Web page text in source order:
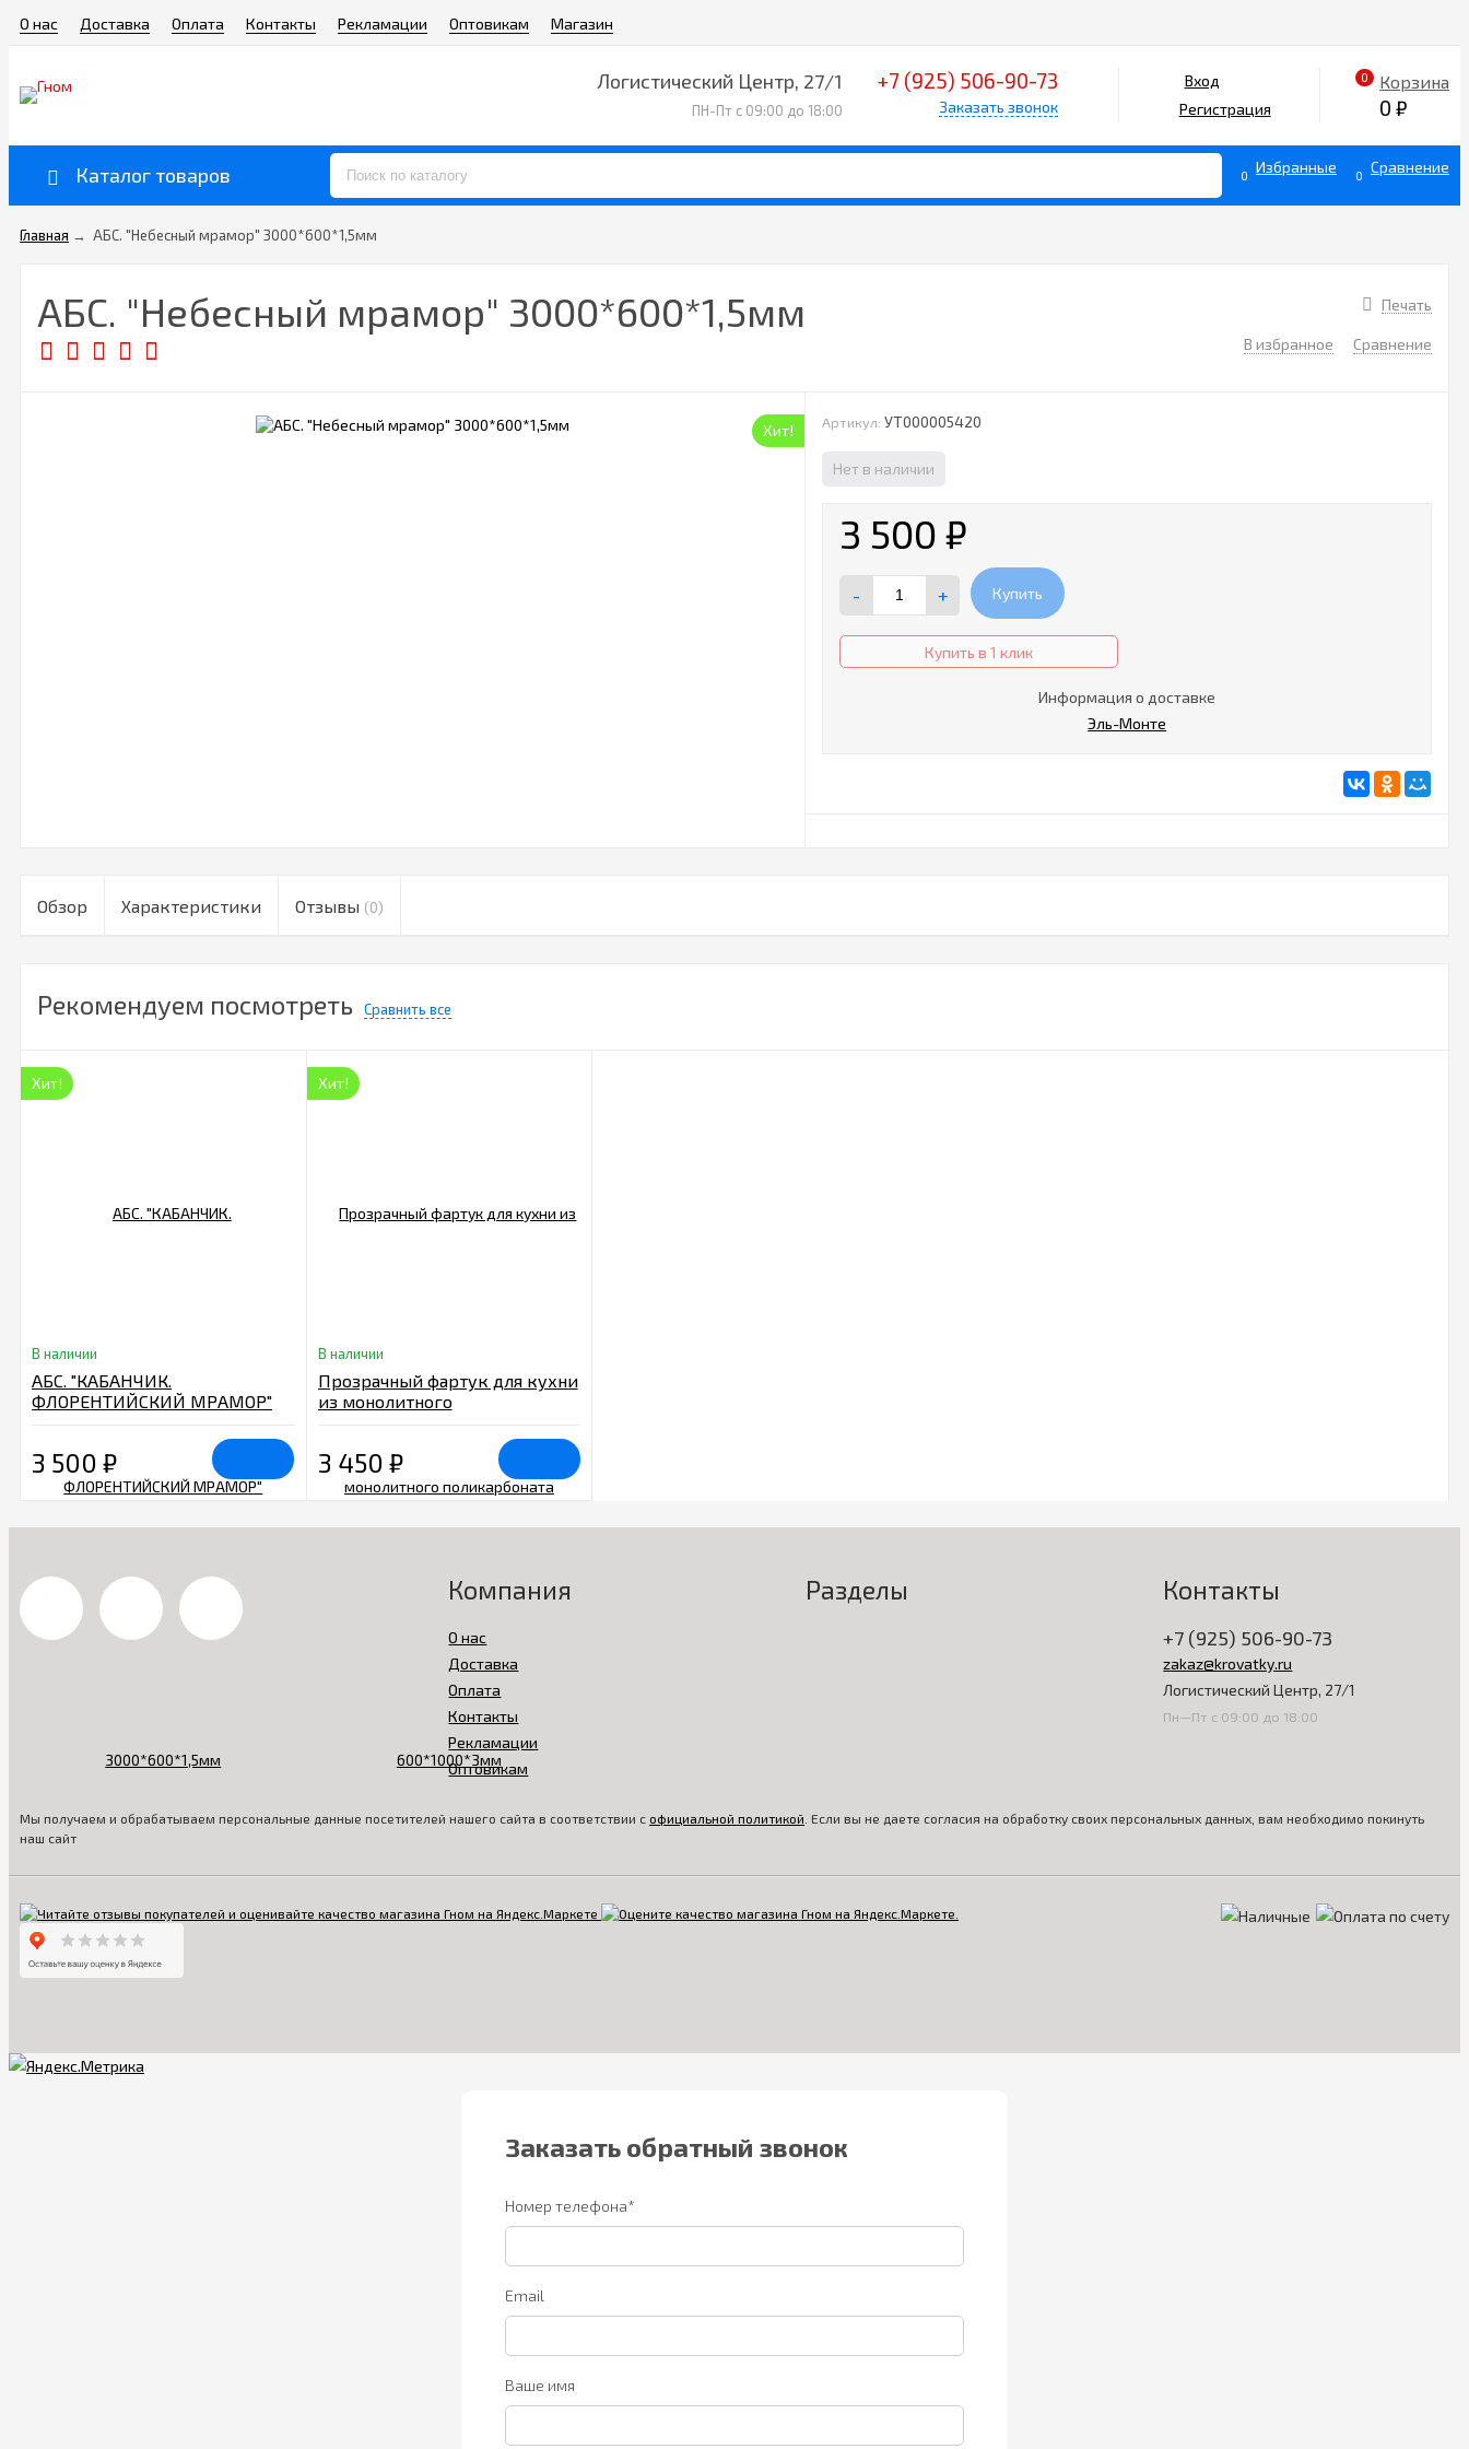
О нас Доставка Оплата Контакты Рекламации Оптовикам Магазин
Логистический Центр, 27/1
ПН-Пт с 09:00 до 18:00
+7 (925) 506-90-73
Заказать звонок
Вход
Регистрация
0 Корзина
0 ₽
Каталог товаров 0 Избранные 0 Сравнение
Главная → АБС. "Небесный мрамор" 3000*600*1,5мм
Печать
АБС. "Небесный мрамор" 3000*600*1,5мм
В избранное Сравнение
Хит! Артикул: УТ000005420
Нет в наличии
3 500₽
- + Купить
Купить в 1 клик
Информация о доставке
Эль-Монте
Обзор Характеристики Отзывы (0)
Рекомендуем посмотреть Сравнить все
Хит!
В наличии
АБС. "КАБАНЧИК.
ФЛОРЕНТИЙСКИЙ МРАМОР"
3 500 ₽
Хит!
В наличии
Прозрачный фартук для кухни
из монолитного
3 450 ₽
Компания
О нас
Доставка
Оплата
Контакты
Рекламации
Оптовикам
Разделы Контакты
+7 (925) 506-90-73
zakaz@krovatky.ru
Логистический Центр, 27/1
Пн—Пт с 09:00 до 18:00
Мы получаем и обрабатываем персональные данные посетителей нашего сайта в соответствии с официальной политикой . Если вы не даете согласия на обработку своих персональных данных, вам необходимо покинуть
наш сайт
Заказать обратный звонок
Номер телефона*
Email
Ваше имя